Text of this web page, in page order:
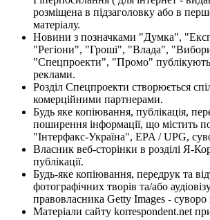
розміщена в підзаголовку або в
матеріалу.
Новини з позначками "Думка",
"Регіони", "Гроші", "Влада",
"Спецпроекти", "Промо"
реклами.
Розділ Спецпроекти створюється
комерційними партнерами.
Будь яке копіювання, публікація,
поширення інформації, що містить
"Інтерфакс-Україна", EPA / UPG,
Власник веб-сторінки в розділі Я-
публікації.
Будь-яке копіювання, передрук та
фотографічних творів та/або
правовласника Getty Images - суворо
Матеріали сайту korrespondent.net